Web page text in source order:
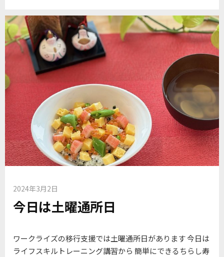
2024年3月2日
今日は土曜通所日
ワークライズの移行支援では土曜通所日があります 今日は
ライフスキルトレーニング講習から 簡単にできるちらし寿